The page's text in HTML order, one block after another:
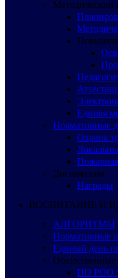
Методический
Единая
Нормативные
Охрана
Пожарная
Достижения
Награды
ВОСПИТАНИЕ И
АЛГОРИТМЫ
Нормативные
Единый день
Общественные
ПО РОО